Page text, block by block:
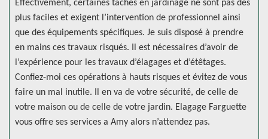
Effectivement, certaines tâches en jardinage ne sont pas des
plus faciles et exigent l’intervention de professionnel ainsi
que des équipements spécifiques. Je suis disposé à prendre
en mains ces travaux risqués. Il est nécessaires d’avoir de
l’expérience pour les travaux d’élagages et d’étêtages.
Confiez-moi ces opérations à hauts risques et évitez de vous
faire un mal inutile. Il en va de votre sécurité, de celle de
votre maison ou de celle de votre jardin. Elagage Farguette
vous offre ses services a Amy alors n’attendez pas.